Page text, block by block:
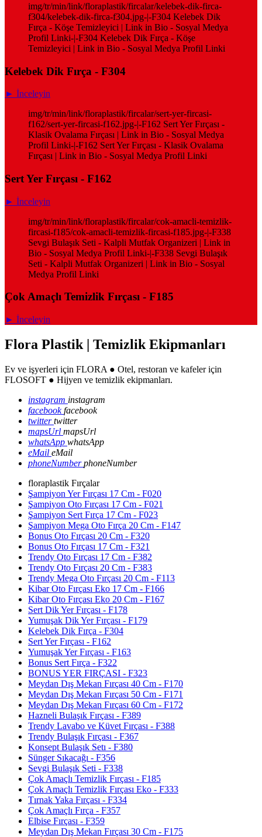
img/tr/min/link/floraplastik/fircalar/kelebek-dik-firca-
f304/kelebek-dik-firca-f304.jpg-|-F304 Kelebek Dik
Fırça - Köşe Temizleyici | Link in Bio - Sosyal Medya
Profil Linki-|-F304 Kelebek Dik Fırça - Köşe
Temizleyici | Link in Bio - Sosyal Medya Profil Linki
Kelebek Dik Fırça - F304
► İnceleyin
img/tr/min/link/floraplastik/fircalar/sert-yer-fircasi-
f162/sert-yer-fircasi-f162.jpg-|-F162 Sert Yer Fırçası -
Klasik Ovalama Fırçası | Link in Bio - Sosyal Medya
Profil Linki-|-F162 Sert Yer Fırçası - Klasik Ovalama
Fırçası | Link in Bio - Sosyal Medya Profil Linki
Sert Yer Fırçası - F162
► İnceleyin
img/tr/min/link/floraplastik/fircalar/cok-amacli-temizlik-
fircasi-f185/cok-amacli-temizlik-fircasi-f185.jpg-|-F338
Sevgi Bulaşık Seti - Kalpli Mutfak Organizeri | Link in
Bio - Sosyal Medya Profil Linki-|-F338 Sevgi Bulaşık
Seti - Kalpli Mutfak Organizeri | Link in Bio - Sosyal
Medya Profil Linki
Çok Amaçlı Temizlik Fırçası - F185
► İnceleyin
Flora Plastik | Temizlik Ekipmanları
Ev ve işyerleri için FLORA ● Otel, restoran ve kafeler için
FLOSOFT ● Hijyen ve temizlik ekipmanları.
instagram instagram
facebookfacebook
twittertwitter
mapsUrl mapsUrl
whatsApp whatsApp
eMail eMail
phoneNumberphoneNumber
floraplastik Fırçalar
Şampiyon Yer Fırçası 17 Cm - F020
Şampiyon Oto Fırçası 17 Cm - F021
Şampiyon Sert Fırça 17 Cm - F023
Şampiyon Mega Oto Fırça 20 Cm - F147
Bonus Oto Fırçası 20 Cm - F320
Bonus Oto Fırçası 17 Cm - F321
Trendy Oto Fırçası 17 Cm - F382
Trendy Oto Fırçası 20 Cm - F383
Trendy Mega Oto Fırçası 20 Cm - F113
Kibar Oto Fırçası Eko 17 Cm - F166
Kibar Oto Fırçası Eko 20 Cm - F167
Sert Dik Yer Fırçası - F178
Yumuşak Dik Yer Fırçası - F179
Kelebek Dik Fırça - F304
Sert Yer Fırçası - F162
Yumuşak Yer Fırçası - F163
Bonus Sert Fırça - F322
BONUS YER FIRÇASI - F323
Meydan Dış Mekan Fırçası 40 Cm - F170
Meydan Dış Mekan Fırçası 50 Cm - F171
Meydan Dış Mekan Fırçası 60 Cm - F172
Hazneli Bulaşık Fırçası - F389
Trendy Lavabo ve Küvet Fırçası - F388
Trendy Bulaşık Fırçası - F367
Konsept Bulaşık Setı - F380
Sünger Sıkacağı - F356
Sevgi Bulaşık Seti - F338
Çok Amaçlı Temizlik Fırçası - F185
Çok Amaçlı Temizlik Fırçası Eko - F333
Tırnak Yaka Fırçası - F334
Çok Amaçlı Fırça - F357
Elbise Fırçası - F359
Meydan Dış Mekan Fırçası 30 Cm - F175